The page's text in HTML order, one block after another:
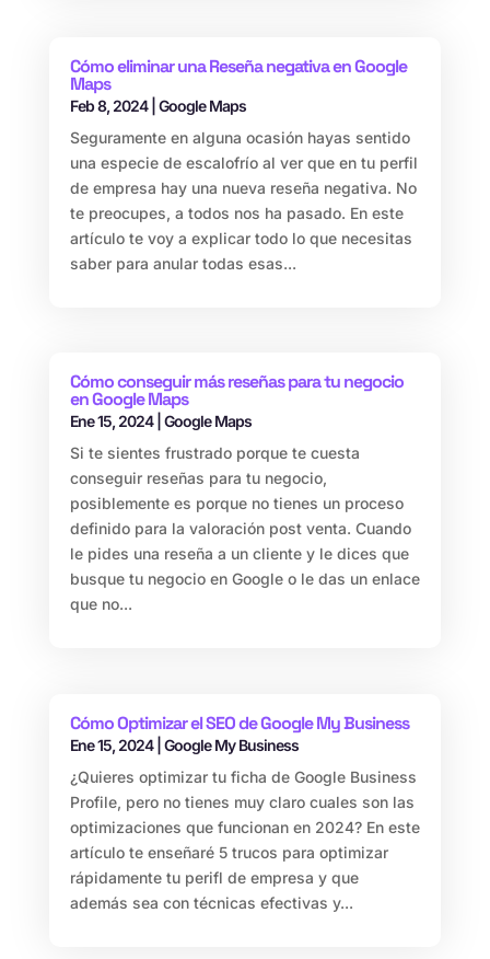
Cómo eliminar una Reseña negativa en Google
Maps
Feb 8, 2024| Google Maps
Seguramente en alguna ocasión hayas sentido
una especie de escalofrío al ver que en tu perfil
de empresa hay una nueva reseña negativa. No
te preocupes, a todos nos ha pasado. En este
artículo te voy a explicar todo lo que necesitas
saber para anular todas esas...
Cómo conseguir más reseñas para tu negocio
en Google Maps
Ene 15, 2024| Google Maps
Si te sientes frustrado porque te cuesta
conseguir reseñas para tu negocio,
posiblemente es porque no tienes un proceso
definido para la valoración post venta. Cuando
le pides una reseña a un cliente y le dices que
busque tu negocio en Google o le das un enlace
que no...
Cómo Optimizar el SEO de Google My Business
Ene 15, 2024| Google My Business
¿Quieres optimizar tu ficha de Google Business
Profile, pero no tienes muy claro cuales son las
optimizaciones que funcionan en 2024? En este
artículo te enseñaré 5 trucos para optimizar
rápidamente tu perifl de empresa y que
además sea con técnicas efectivas y...